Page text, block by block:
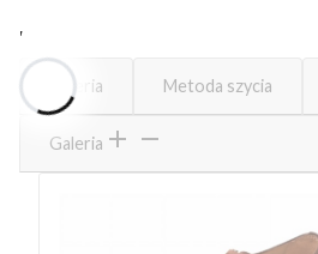
,
Galeria Metoda szycia
Galeria